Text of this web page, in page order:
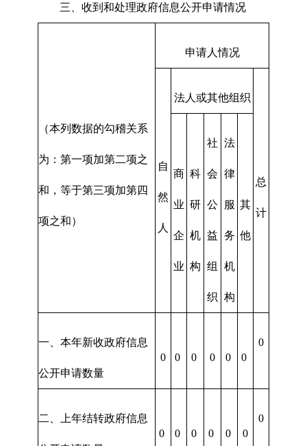
三、收到和处理政府信息公开申请情况
（本列数据的勾稽关系
为：第一项加第二项之
和，等于第三项加第四
项之和）
申请人情况
自
然
人
法人或其他组织
总
计
商
业
企
业
科
研
机
构
社
会
公
益
组
织
法
律
服
务
机
构
其
他
一、本年新收政府信息
公开申请数量
0 0 0 0 0 0
0
二、上年结转政府信息
0 0 0 0 0 0
0